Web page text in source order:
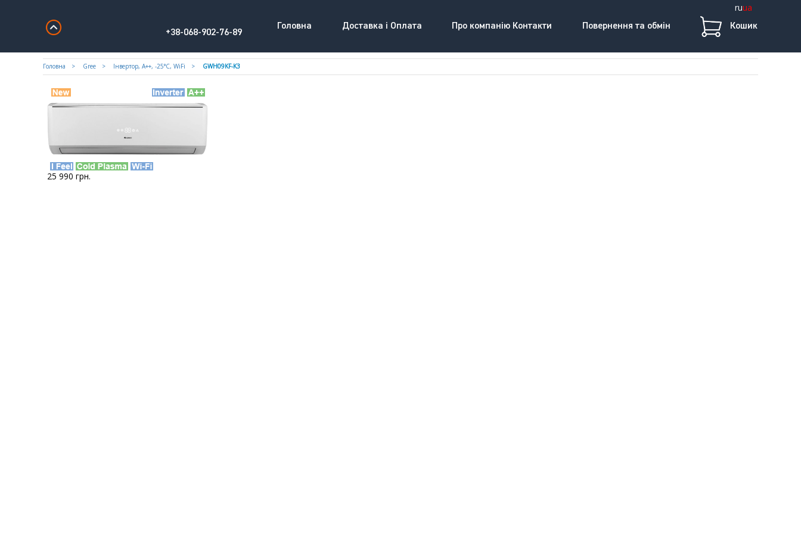
ruua
+38-068-902-76-89
Головна Доставка і Оплата Про компанію Контакти Повернення та обмін Кошик
Головна Gree Iнвертор, А++, -25°С, WiFi GWH09KF-K3
25 990 грн.